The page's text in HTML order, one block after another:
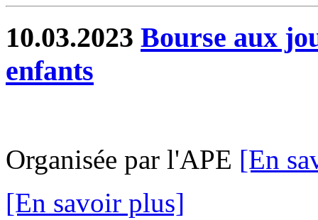
10.03.2023 Bourse aux
enfants
Organisée par l'APE [En
[En savoir plus]